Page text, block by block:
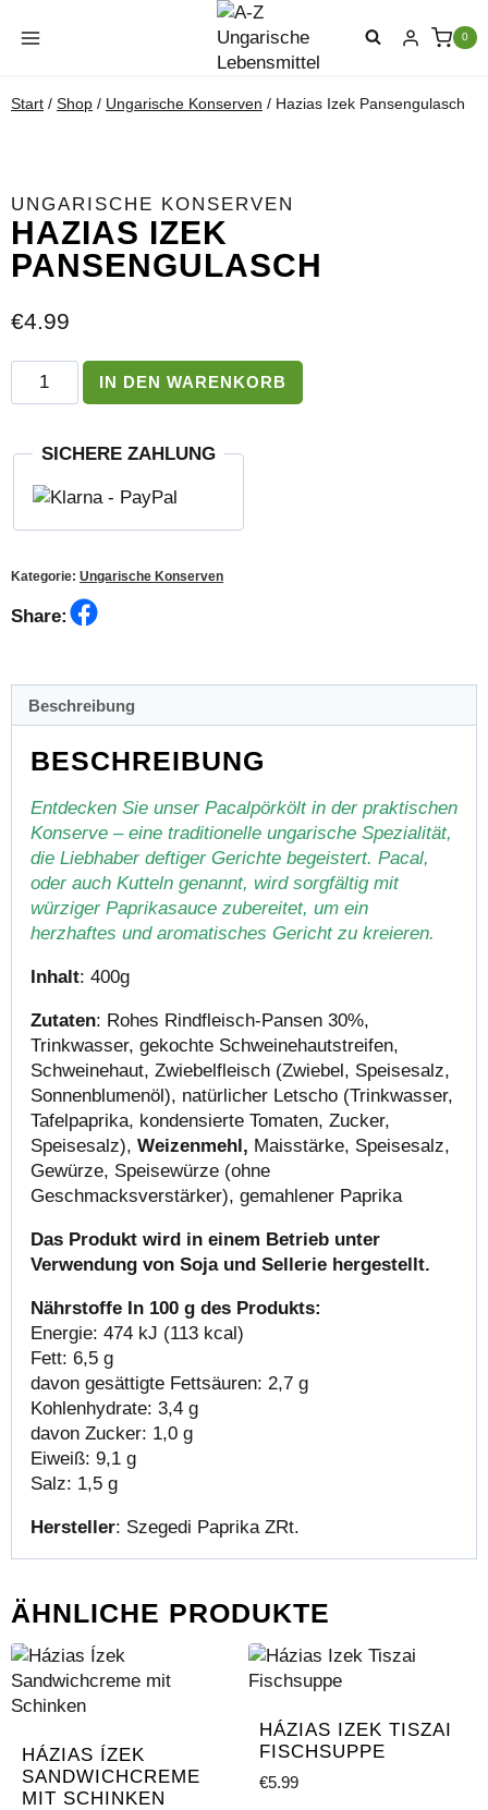
Inhalt
0
Start / Shop / Ungarische Konserven / Hazias Izek Pansengulasch
UNGARISCHE KONSERVEN
HAZIAS IZEK
PANSENGULASCH
€4.99
Hazias
Izek
Menge
IN DEN WARENKORB
SICHERE ZAHLUNG
Kategorie: Ungarische Konserven
Share:
Beschreibung
BESCHREIBUNG
Entdecken Sie unser Pacalpörkölt in der praktischen
Konserve – eine traditionelle ungarische Spezialität,
die Liebhaber deftiger Gerichte begeistert. Pacal,
oder auch Kutteln genannt, wird sorgfältig mit
würziger Paprikasauce zubereitet, um ein
herzhaftes und aromatisches Gericht zu kreieren.
Inhalt: 400g
Zutaten: Rohes Rindfleisch-Pansen 30%,
Trinkwasser, gekochte Schweinehautstreifen,
Schweinehaut, Zwiebelfleisch (Zwiebel, Speisesalz,
Sonnenblumenöl), natürlicher Letscho (Trinkwasser,
Tafelpaprika, kondensierte Tomaten, Zucker,
Speisesalz), Weizenmehl, Maisstärke, Speisesalz,
Gewürze, Speisewürze (ohne
Geschmacksverstärker), gemahlener Paprika
Das Produkt wird in einem Betrieb unter
Verwendung von Soja und Sellerie hergestellt.
Nährstoffe In 100 g des Produkts:
Energie: 474 kJ (113 kcal)
Fett: 6,5 g
davon gesättigte Fettsäuren: 2,7 g
Kohlenhydrate: 3,4 g
davon Zucker: 1,0 g
Eiweiß: 9,1 g
Salz: 1,5 g
Hersteller: Szegedi Paprika ZRt.
ÄHNLICHE PRODUKTE
HÁZIAS ÍZEK
SANDWICHCREME
MIT SCHINKEN
HÁZIAS IZEK TISZAI
FISCHSUPPE
€5.99